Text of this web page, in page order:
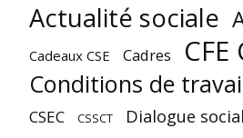
Actualité sociale
Cadeaux CSE Cadres CFE
Conditions de
CSEC CSSCT Dialogue social